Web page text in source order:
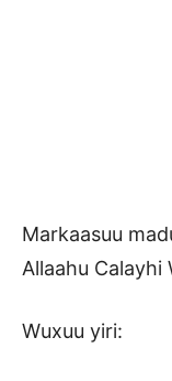
Markaasuu
Allaahu Calayhi
Wuxuu yiri: